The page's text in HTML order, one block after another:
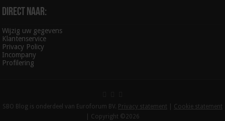
Direct naar:
Wijzig uw gegevens
Klantenservice
Privacy Policy
Incompany
Profilering
SBO Blog is onderdeel van Euroforum BV. Privacy statement
Cookie statement
| Copyright ©2026